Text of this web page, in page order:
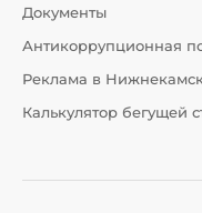
Документы
Антикоррупционная
Реклама в
Калькулятор бегущей